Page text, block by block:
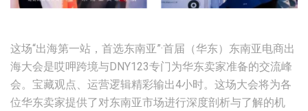
这场“出海第一站，首选东南亚”·首届（华东）东南亚电商出
海大会是哎呷跨境与DNY123专门为华东卖家准备的交流峰
会。宝藏观点、运营逻辑精彩输出4小时。这场大会将为各
位华东卖家提供了对东南亚市场进行深度剖析与了解的机